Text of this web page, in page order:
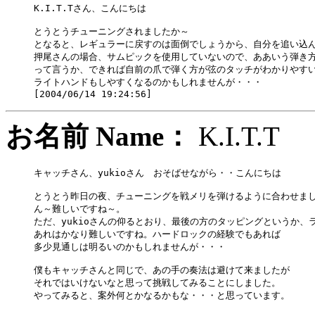
K.I.T.Tさん、こんにちは
とうとうチューニングされましたか～
となると、レギュラーに戻すのは面倒でしょうから、自分を追い込
押尾さんの場合、サムピックを使用していないので、ああいう弾き
って言うか、できれば自前の爪で弾く方が弦のタッチがわかりやす
ライトハンドもしやすくなるのかもしれませんが・・・
お名前 Name：
キャッチさん、yukioさん　おそばせながら・・こんにちは
とうとう昨日の夜、チューニングを戦メリを弾けるように合わせま
ん～難しいですね～。
ただ、yukioさんの仰るとおり、最後の方のタッピングというか、
あれはかなり難しいですね。ハードロックの経験でもあれば
多少見通しは明るいのかもしれませんが・・・
僕もキャッチさんと同じで、あの手の奏法は避けて来ましたが
それではいけないなと思って挑戦してみることにしました。
やってみると、案外何とかなるかもな・・・と思っています。